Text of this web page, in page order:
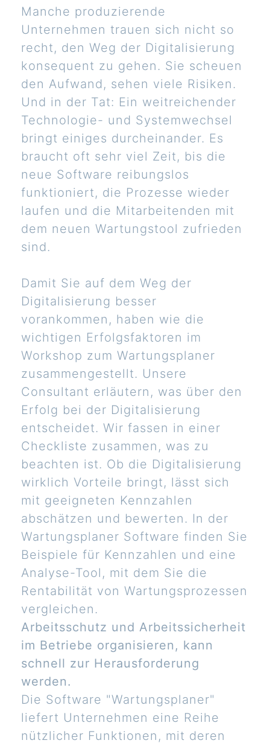
Manche produzierende
Unternehmen trauen sich nicht so
recht, den Weg der Digitalisierung
konsequent zu gehen. Sie scheuen
den Aufwand, sehen viele Risiken.
Und in der Tat: Ein weitreichender
Technologie- und Systemwechsel
bringt einiges durcheinander. Es
braucht oft sehr viel Zeit, bis die
neue Software reibungslos
funktioniert, die Prozesse wieder
laufen und die Mitarbeitenden mit
dem neuen Wartungstool zufrieden
sind.
Damit Sie auf dem Weg der
Digitalisierung besser
vorankommen, haben wie die
wichtigen Erfolgsfaktoren im
Workshop zum Wartungsplaner
zusammengestellt. Unsere
Consultant erläutern, was über den
Erfolg bei der Digitalisierung
entscheidet. Wir fassen in einer
Checkliste zusammen, was zu
beachten ist. Ob die Digitalisierung
wirklich Vorteile bringt, lässt sich
mit geeigneten Kennzahlen
abschätzen und bewerten. In der
Wartungsplaner Software finden Sie
Beispiele für Kennzahlen und eine
Analyse-Tool, mit dem Sie die
Rentabilität von Wartungsprozessen
vergleichen.
Arbeitsschutz und Arbeitssicherheit
im Betriebe organisieren, kann
schnell zur Herausforderung
werden.
Die Software "Wartungsplaner"
liefert Unternehmen eine Reihe
nützlicher Funktionen, mit deren